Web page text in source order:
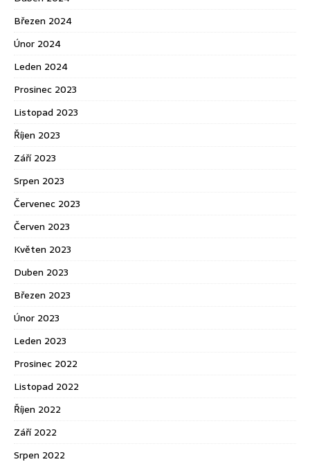
Březen 2024
Únor 2024
Leden 2024
Prosinec 2023
Listopad 2023
Říjen 2023
Září 2023
Srpen 2023
Červenec 2023
Červen 2023
Květen 2023
Duben 2023
Březen 2023
Únor 2023
Leden 2023
Prosinec 2022
Listopad 2022
Říjen 2022
Září 2022
Srpen 2022